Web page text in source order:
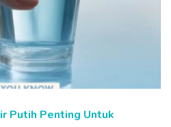
Putih Penting Untuk